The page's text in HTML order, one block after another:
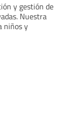
y gestión de
Nuestra
niños y